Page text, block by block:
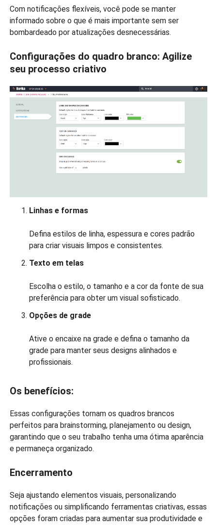
Com notificações flexíveis, você pode se manter
informado sobre o que é mais importante sem ser
bombardeado por atualizações desnecessárias.
Configurações do quadro branco: Agilize
seu processo criativo
Linhas e formas
Defina estilos de linha, espessura e cores padrão
para criar visuais limpos e consistentes.
Texto em telas
Escolha o estilo, o tamanho e a cor da fonte de sua
preferência para obter um visual sofisticado.
Opções de grade
Ative o encaixe na grade e defina o tamanho da
grade para manter seus designs alinhados e
profissionais.
Os benefícios:
Essas configurações tornam os quadros brancos
perfeitos para brainstorming, planejamento ou design,
garantindo que o seu trabalho tenha uma ótima aparência
e permaneça organizado.
Encerramento
Seja ajustando elementos visuais, personalizando
notificações ou simplificando ferramentas criativas, essas
opções foram criadas para aumentar sua produtividade e